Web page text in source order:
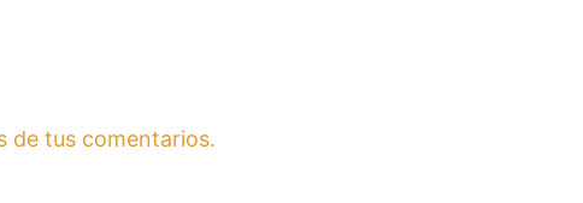
de tus comentarios.